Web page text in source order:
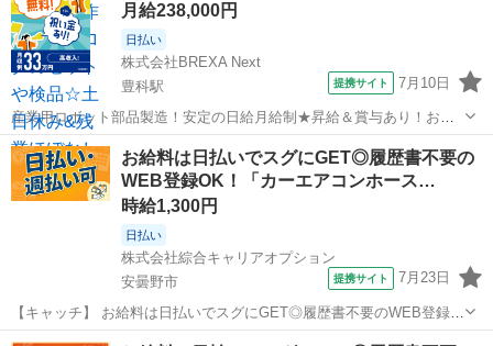
台がありますので、...月給238,000円
日払い
株式会社BREXA Next
豊科駅
提携サイト 7月10日
産業用ロボット部品製造！安定の日給月給制★昇給＆賞与あり！お友
達やカップルとの応募OK！赴任旅費会社負担★送迎あり◎土日祝休み
×年間休日130日！作業着無償貸与★食堂利用可◎《長野県安曇野市》
人気の工場のお仕事 ◇産業用...
長野 安曇野市 豊科駅
お給料は日払いでスグにGET◎履歴書不要の
WEB登録OK！「カーエアコンホース…
時給1,300円
日払い
株式会社綜合キャリアオプション
安曇野市
提携サイト 7月23日
【キャッチ】 お給料は日払いでスグにGET◎履歴書不要のWEB登録
OK！「カーエアコンホースの組付け」高時給1300円～1625円！中萱
長野 安曇野市 工場